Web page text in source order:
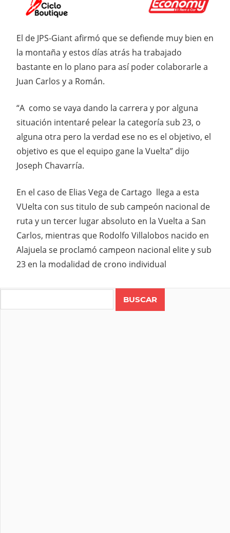
El de JPS-Giant afirmó que se defiende muy bien en
la montaña y estos días atrás ha trabajado
bastante en lo plano para así poder colaborarle a
Juan Carlos y a Román.
“A como se vaya dando la carrera y por alguna
situación intentaré pelear la categoría sub 23, o
alguna otra pero la verdad ese no es el objetivo, el
objetivo es que el equipo gane la Vuelta” dijo
Joseph Chavarría.
En el caso de Elias Vega de Cartago llega a esta
VUelta con sus titulo de sub campeón nacional de
ruta y un tercer lugar absoluto en la Vuelta a San
Carlos, mientras que Rodolfo Villalobos nacido en
Alajuela se proclamó campeon nacional elite y sub
23 en la modalidad de crono individual